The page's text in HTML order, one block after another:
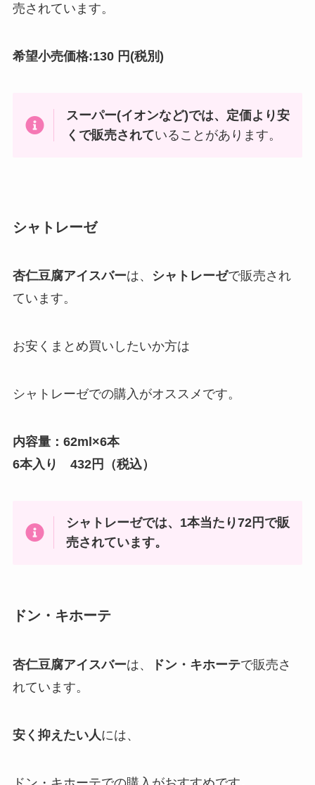
売されています。
希望小売価格:130 円(税別)
スーパー(イオンなど)では、定価より安
くで販売されていることがあります。
シャトレーゼ
杏仁豆腐アイスバーは、 シャトレーゼで販売され
ています。
お安くまとめ買いしたいか方は
シャトレーゼでの購入がオススメです。
内容量：62ml×6本
6本入り 432円（税込）
シャトレーゼでは、1本当たり72円で販
売されています。
ドン・キホーテ
杏仁豆腐アイスバーは、 ドン・キホーテで販売さ
れています。
安く抑えたい人 には、